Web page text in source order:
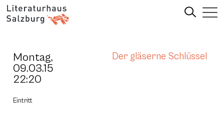
Montag,
09.03.15
22:20
Der gläserne Schlüssel
Eintritt